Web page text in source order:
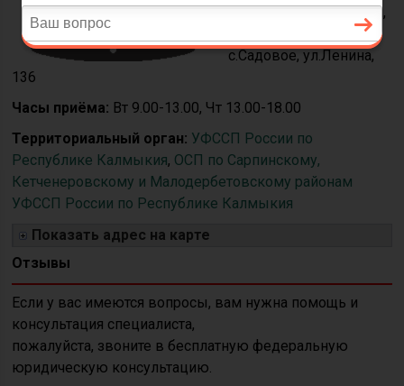
Республика Калмыкия,
с.Садовое, ул.Ленина,
136
Часы приёма: Вт 9.00-13.00, Чт 13.00-18.00
Территориальный орган: УФССП России по
Республике Калмыкия, ОСП по Сарпинскому,
Кетченеровскому и Малодербетовскому районам
УФССП России по Республике Калмыкия
Показать адрес на карте
Отзывы
Если у вас имеются вопросы, вам нужна помощь и
консультация специалиста,
пожалуйста, звоните в бесплатную федеральную
юридическую консультацию.